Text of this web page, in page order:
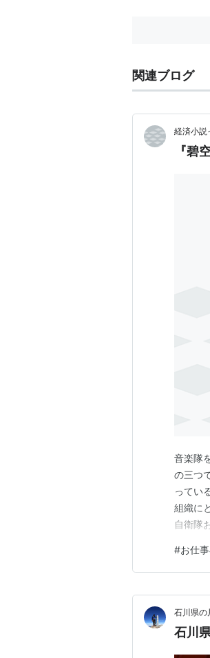
関連ブログ
経済小説
音楽隊
の三つ
ってい
組織に
自衛隊
空中
は、陸
#お仕
石川県の
石川